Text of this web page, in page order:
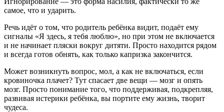
самое, что и ударить.
Речь идёт о том, что родитель ребёнка видит, подаёт ему
сигналы «Я здесь, я тебя люблю», но при этом не включается
и не начинает пляски вокруг дитяти. Просто находится рядом
и всегда готов обнять, как только капризка закончится.
Может возникнуть вопрос, мол, а как не включаться, если
кровиночка плачет? Тут спасает две вещи — мозг и опять
мозг. Просто понимание того, что поддерживая, подкрепляя,
развивая истерики ребёнка, вы портите ему жизнь, творит
чудеса.